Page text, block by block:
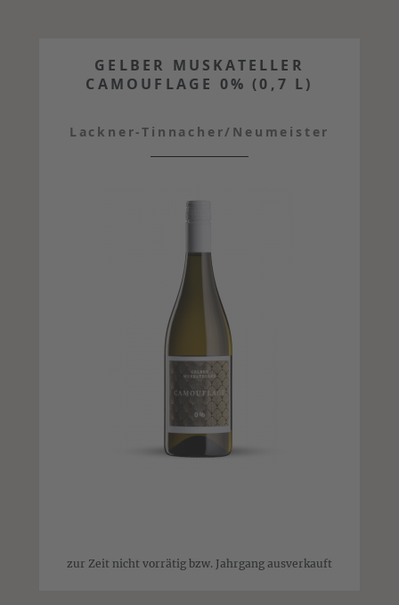
GELBER MUSKATELLER
CAMOUFLAGE 0% (0,7 L)
Lackner-Tinnacher/Neumeister
zur Zeit nicht vorrätig bzw. Jahrgang ausverkauft